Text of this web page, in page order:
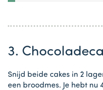
3.
Snijd beide cakes in 2
een broodmes. Je hebt nu